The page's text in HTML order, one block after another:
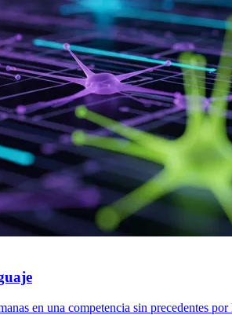
en una competencia sin precedentes